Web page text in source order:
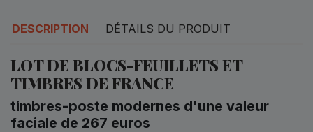
DESCRIPTION DÉTAILS DU PRODUIT
LOT DE BLOCS-FEUILLETS ET
TIMBRES DE FRANCE
timbres-poste modernes d'une valeur
faciale de 267 euros